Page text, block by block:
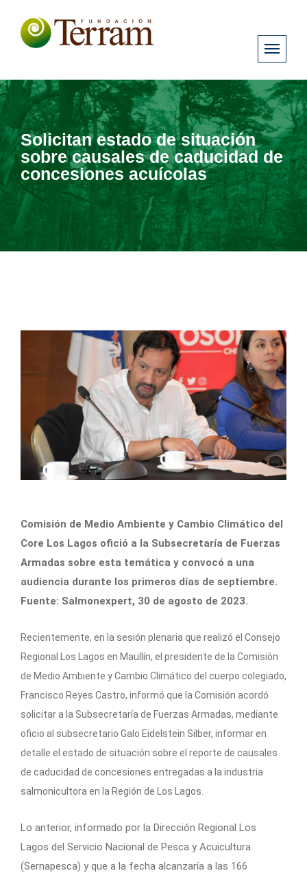
Solicitan estado de situación
sobre causales de caducidad de
concesiones acuícolas
Comisión de Medio Ambiente y Cambio Climático del
Core Los Lagos ofició a la Subsecretaría de Fuerzas
Armadas sobre esta temática y convocó a una
audiencia durante los primeros días de septiembre.
Fuente: Salmonexpert, 30 de agosto de 2023.
Recientemente, en la sesión plenaria que realizó el Consejo
Regional Los Lagos en Maullín, el presidente de la Comisión
de Medio Ambiente y Cambio Climático del cuerpo colegiado,
Francisco Reyes Castro, informó que la Comisión acordó
solicitar a la Subsecretaría de Fuerzas Armadas, mediante
oficio al subsecretario Galo Eidelstein Silber, informar en
detalle el estado de situación sobre el reporte de causales
de caducidad de concesiones entregadas a la industria
salmonicultora en la Región de Los Lagos.
Lo anterior, informado por la Dirección Regional Los
Lagos del Servicio Nacional de Pesca y Acuicultura
(Sernapesca) y que a la fecha alcanzaría a las 166